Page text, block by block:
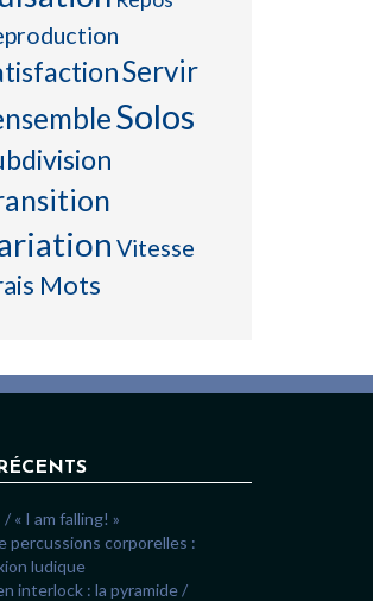
Servir
Solos
Vitesse
Mots
« I am falling! »
percussions corporelles :
ludique
interlock : la pyramide /